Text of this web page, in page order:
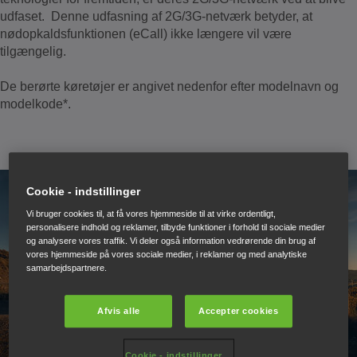
udfaset. Denne udfasning af 2G/3G-netværk betyder, at
nødopkaldsfunktionen (eCall) ikke længere vil være
tilgængelig.
De berørte køretøjer er angivet nedenfor efter modelnavn og
modelkode*.
Cookie - indstillinger
Vi bruger cookies til, at få vores hjemmeside til at virke ordentligt,
personalisere indhold og reklamer, tilbyde funktioner i forhold til sociale medier
og analysere vores traffik. Vi deler også information vedrørende din brug af
vores hjemmeside på vores sociale medier, i reklamer og med analytiske
samarbejdspartnere.
Afvis alle Accepter cookies